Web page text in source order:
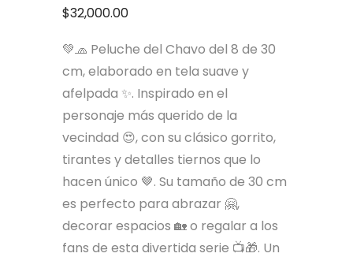
$32,000.00
💚🧢 Peluche del Chavo del 8 de 30
cm, elaborado en tela suave y
afelpada ✨. Inspirado en el
personaje más querido de la
vecindad 😍, con su clásico gorrito,
tirantes y detalles tiernos que lo
hacen único 🤎. Su tamaño de 30 cm
es perfecto para abrazar 🤗,
decorar espacios 🏡 o regalar a los
fans de esta divertida serie 📺🎁. Un